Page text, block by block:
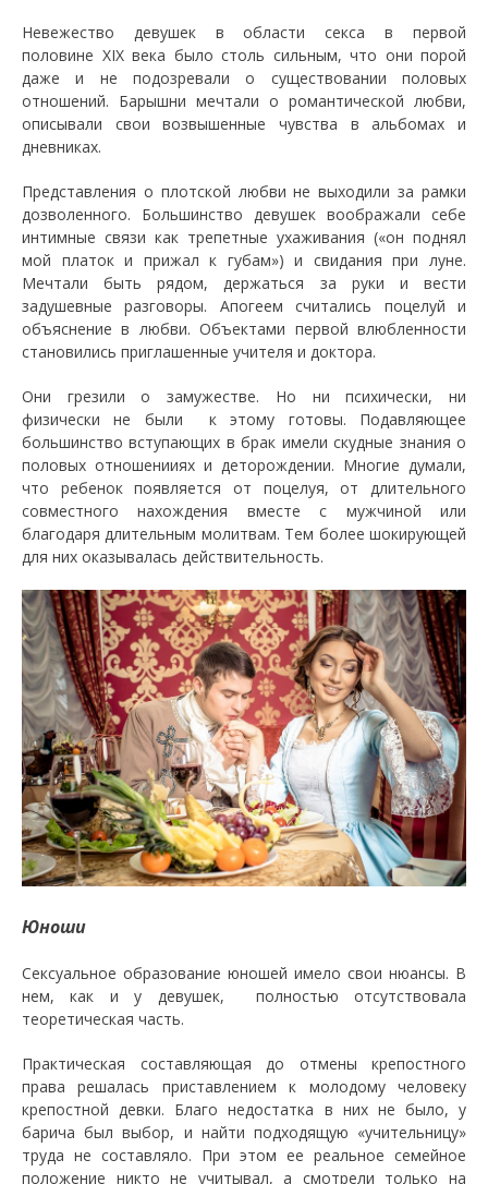
Невежество девушек в области секса в первой
половине XIX века было столь сильным, что они порой
даже и не подозревали о существовании половых
отношений. Барышни мечтали о романтической любви,
описывали свои возвышенные чувства в альбомах и
дневниках.
Представления о плотской любви не выходили за рамки
дозволенного. Большинство девушек воображали себе
интимные связи как трепетные ухаживания («он поднял
мой платок и прижал к губам») и свидания при луне.
Мечтали быть рядом, держаться за руки и вести
задушевные разговоры. Апогеем считались поцелуй и
объяснение в любви. Объектами первой влюбленности
становились приглашенные учителя и доктора.
Они грезили о замужестве. Но ни психически, ни
физически не были к этому готовы. Подавляющее
большинство вступающих в брак имели скудные знания о
половых отношенииях и деторождении. Многие думали,
что ребенок появляется от поцелуя, от длительного
совместного нахождения вместе с мужчиной или
благодаря длительным молитвам. Тем более шокирующей
для них оказывалась действительность.
Юноши
Сексуальное образование юношей имело свои нюансы. В
нем, как и у девушек, полностью отсутствовала
теоретическая часть.
Практическая составляющая до отмены крепостного
права решалась приставлением к молодому человеку
крепостной девки. Благо недостатка в них не было, у
барича был выбор, и найти подходящую «учительницу»
труда не составляло. При этом ее реальное семейное
положение никто не учитывал, а смотрели только на